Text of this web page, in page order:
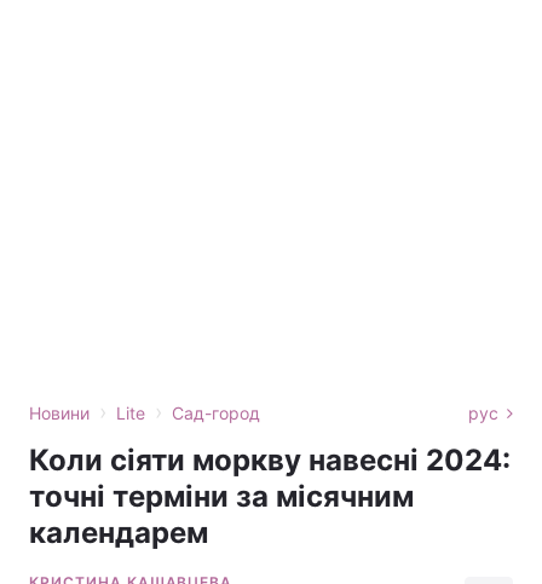
Новини › Lite › Сад-город рус
Коли сіяти моркву навесні 2024:
точні терміни за місячним
календарем